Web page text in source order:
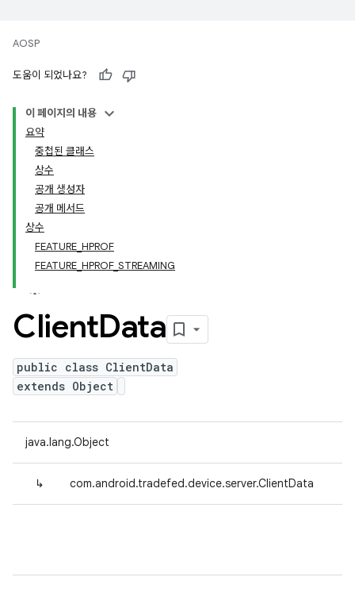
AOSP
도움이 되었나요?
이 페이지의 내용
요약
중첩된 클래스
상수
공개 생성자
공개 메서드
상수
FEATURE_HPROF
FEATURE_HPROF_STREAMING
ClientData
public class ClientData
extends Object
java.lang.Object
↳ com.android.tradefed.device.server.ClientData